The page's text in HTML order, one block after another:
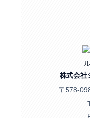
株式会社
〒578-